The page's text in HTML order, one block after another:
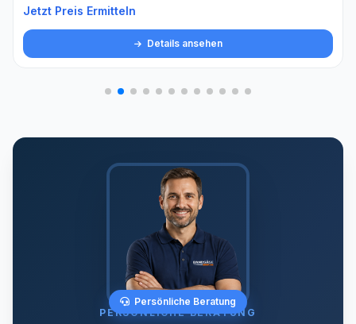
Jetzt Preis Ermitteln
Details ansehen
Persönliche Beratung
PERSÖNLICHE BERATUNG